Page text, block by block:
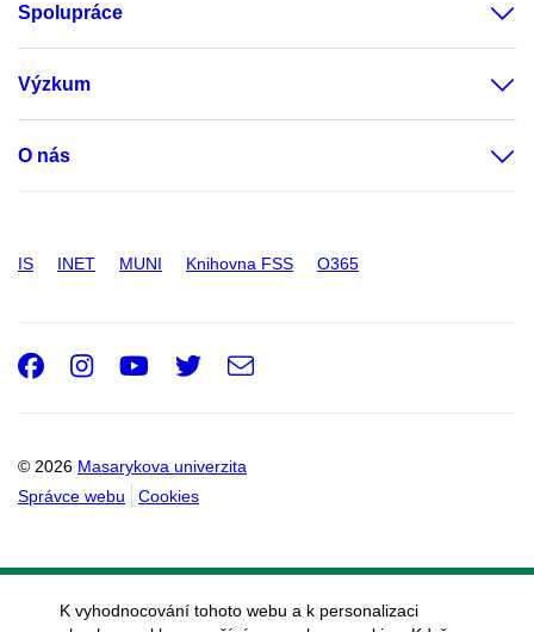
Spolupráce
Výzkum
O nás
IS INET MUNI Knihovna FSS O365
© 2026 Masarykova univerzita
Správce webu
Cookies
Facebook
Instagram
Youtube
Twitter
e-
K vyhodnocování tohoto webu a k personalizaci